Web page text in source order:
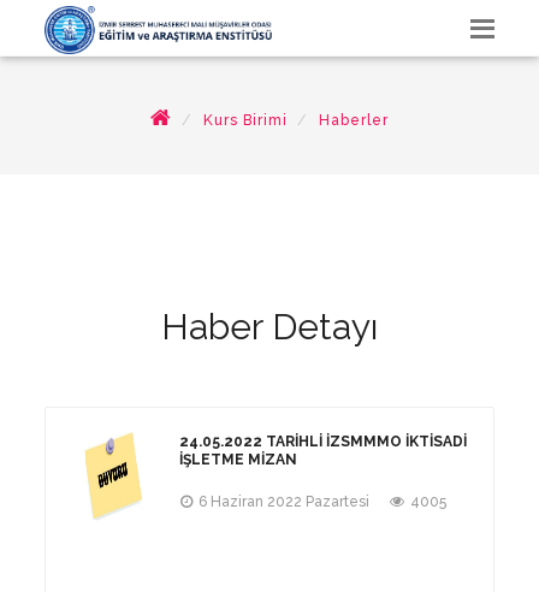
Kurs Birimi Haberler
Haber Detayı
24.05.2022 TARIHLI İZSMMMO İKTISADI
İŞLETME MIZAN
6 Haziran 2022 Pazartesi 4005